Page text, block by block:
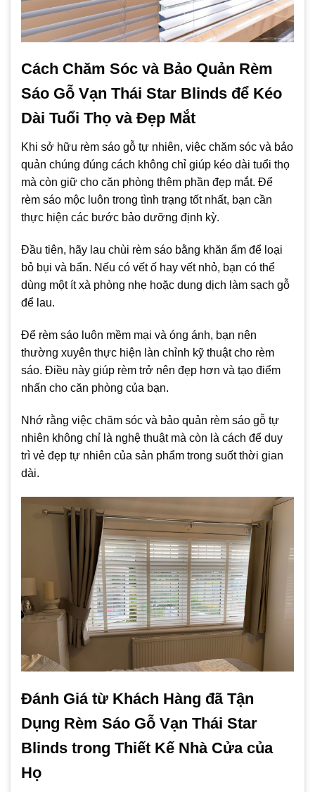
Cách Chăm Sóc và Bảo Quản Rèm
Sáo Gỗ Vạn Thái Star Blinds để Kéo
Dài Tuổi Thọ và Đẹp Mắt
Khi sở hữu rèm sáo gỗ tự nhiên, việc chăm sóc và bảo
quản chúng đúng cách không chỉ giúp kéo dài tuổi thọ
mà còn giữ cho căn phòng thêm phần đẹp mắt. Để
rèm sáo mộc luôn trong tình trạng tốt nhất, bạn cần
thực hiện các bước bảo dưỡng định kỳ.
Đầu tiên, hãy lau chùi rèm sáo bằng khăn ẩm để loại
bỏ bụi và bẩn. Nếu có vết ố hay vết nhỏ, bạn có thể
dùng một ít xà phòng nhẹ hoặc dung dịch làm sạch gỗ
để lau.
Để rèm sáo luôn mềm mại và óng ánh, bạn nên
thường xuyên thực hiện làn chỉnh kỹ thuật cho rèm
sáo. Điều này giúp rèm trở nên đẹp hơn và tạo điểm
nhấn cho căn phòng của bạn.
Nhớ rằng việc chăm sóc và bảo quản rèm sáo gỗ tự
nhiên không chỉ là nghệ thuật mà còn là cách để duy
trì vẻ đẹp tự nhiên của sản phẩm trong suốt thời gian
dài.
Đánh Giá từ Khách Hàng đã Tận
Dụng Rèm Sáo Gỗ Vạn Thái Star
Blinds trong Thiết Kế Nhà Cửa của
Họ